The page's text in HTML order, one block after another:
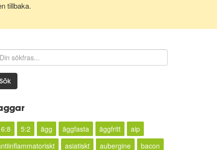
tillbaka.
Sök
5:2 ägg äggfasta äggfritt
aip
asiatiskt aubergine
bacon